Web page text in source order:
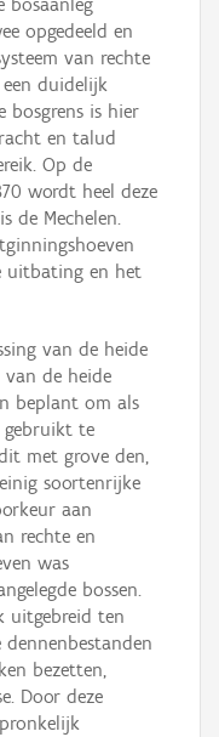
bosaanleg
opgedeeld en
van rechte
duidelijk
bosgrens is hier
en talud
Op de
wordt heel deze
de Mechelen.
uitbating en het
van de heide
van de heide
beplant om als
te
met grove den,
soortenrijke
aan
rechte en
was
bossen.
uitgebreid ten
dennenbestanden
bezetten,
Door deze